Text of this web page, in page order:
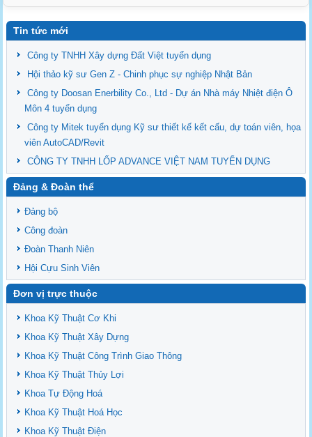
Tin tức mới
Công ty TNHH Xây dựng Đất Việt tuyển dụng
Hội thảo kỹ sư Gen Z - Chinh phục sự nghiệp Nhật Bản
Công ty Doosan Enerbility Co., Ltd - Dự án Nhà máy Nhiệt điện Ô
Môn 4 tuyển dụng
Công ty Mitek tuyển dụng Kỹ sư thiết kế kết cấu, dự toán viên, họa
viên AutoCAD/Revit
CÔNG TY TNHH LỐP ADVANCE VIỆT NAM TUYỂN DỤNG
Đảng & Đoàn thể
Đảng bộ
Công đoàn
Đoàn Thanh Niên
Hội Cựu Sinh Viên
Đơn vị trực thuộc
Khoa Kỹ Thuật Cơ Khi
Khoa Kỹ Thuật Xây Dựng
Khoa Kỹ Thuật Công Trình Giao Thông
Khoa Kỹ Thuật Thủy Lợi
Khoa Tự Động Hoá
Khoa Kỹ Thuật Hoá Học
Khoa Kỹ Thuật Điện